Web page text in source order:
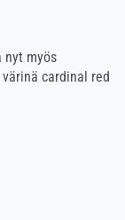
nyt myös
cardinal red